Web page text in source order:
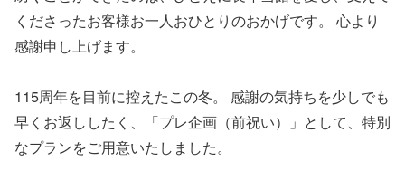
くださったお客様お一人おひとりのおかげです。 心より
感謝申し上げます。
115周年を目前に控えたこの冬。 感謝の気持ちを少しでも
早くお返ししたく、「プレ企画（前祝い）」として、特別
なプランをご用意いたしました。